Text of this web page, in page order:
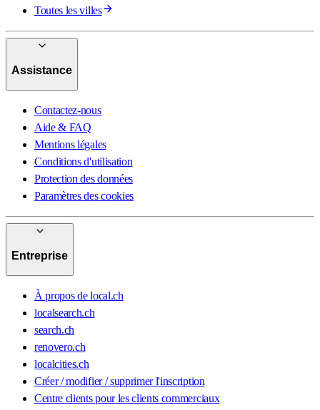
Toutes les villes
Assistance
Contactez-nous
Aide & FAQ
Mentions légales
Conditions d'utilisation
Protection des données
Paramètres des cookies
Entreprise
À propos de local.ch
localsearch.ch
search.ch
renovero.ch
localcities.ch
Créer / modifier / supprimer l'inscription
Centre clients pour les clients commerciaux